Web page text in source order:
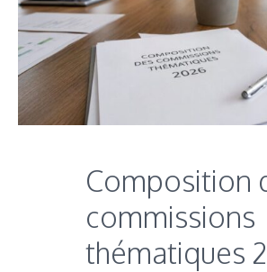
Composition
commissions
thématiques